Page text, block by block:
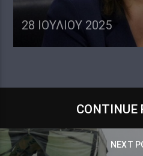
28 ΙΟΥΛΊΟΥ 2025
CONTINUE
NEXT